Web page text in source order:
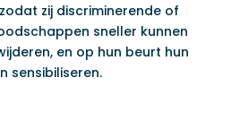
zij discriminerende of
sneller kunnen
en op hun beurt hun
sensibiliseren.